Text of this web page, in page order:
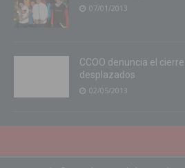
07/01/2013
CCOO denuncia el
desplazados
02/05/2013